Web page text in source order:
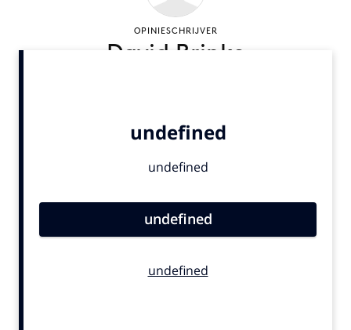
Digital transformation
OPINIESCHRIJVER
David Brinks